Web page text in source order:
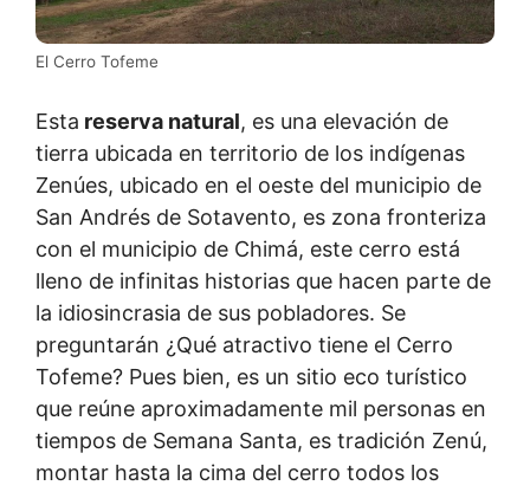
El Cerro Tofeme
Esta reserva natural, es una elevación de
tierra ubicada en territorio de los indígenas
Zenúes, ubicado en el oeste del municipio de
San Andrés de Sotavento, es zona fronteriza
con el municipio de Chimá, este cerro está
lleno de infinitas historias que hacen parte de
la idiosincrasia de sus pobladores. Se
preguntarán ¿Qué atractivo tiene el Cerro
Tofeme? Pues bien, es un sitio eco turístico
que reúne aproximadamente mil personas en
tiempos de Semana Santa, es tradición Zenú,
montar hasta la cima del cerro todos los